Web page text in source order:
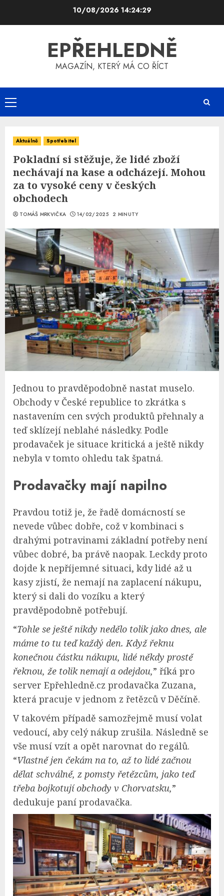
10/08/2026 14:24:29
EPŘEHLEDNĚ
MAGAZÍN, KTERÝ MÁ CO ŘÍCT
Primary
Menu
Aktuálně Spotřebitel
Pokladní si stěžuje, že lidé zboží
nechávají na kase a odcházejí. Mohou
za to vysoké ceny v českých
obchodech
TOMÁŠ MRKVIČKA 14/02/2025 2 MINUTY
Jednou to pravděpodobně nastat muselo.
Obchody v České republice to zkrátka s
nastavením cen svých produktů přehnaly a
teď sklízejí neblahé následky. Podle
prodavaček je situace kritická a ještě nikdy
nebyla v tomto ohledu tak špatná.
Prodavačky mají napilno
Pravdou totiž je, že řadě domácností se
nevede vůbec dobře, což v kombinaci s
drahými potravinami základní potřeby není
vůbec dobré, ba právě naopak. Leckdy proto
dojde k nepříjemné situaci, kdy lidé až u
kasy zjistí, že nemají na zaplacení nákupu,
který si dali do vozíku a který
pravděpodobně potřebují.
“Tohle se ještě nikdy nedělo tolik jako dnes, ale
máme to tu teď každý den. Když řeknu
konečnou částku nákupu, lidé někdy prostě
řeknou, že tolik nemají a odejdou,” říká pro
server Epřehledně.cz prodavačka Zuzana,
která pracuje v jednom z řetězců v Děčíně.
V takovém případě samozřejmě musí volat
vedoucí, aby celý nákup zrušila. Následně se
vše musí vzít a opět narovnat do regálů.
“Vlastně jen čekám na to, až to lidé začnou
dělat schválně, z pomsty řetězcům, jako teď
třeba bojkotují obchody v Chorvatsku,”
dedukuje paní prodavačka.